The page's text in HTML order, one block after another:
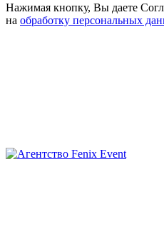
Нажимая кнопку, Вы даете
на обработку персональных